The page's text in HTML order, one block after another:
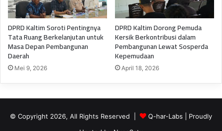
DPRD Kaltim Soroti Pentingnya
Tata Ruang Berkelanjutan untuk
Masa Depan Pembangunan
Daerah
Mei 9, 2026
DPRD Kaltim Dorong Pemuda
Kersik Berkontribusi dalam
Pembangunan Lewat Sosperda
Kepemudaan
April 18, 2026
© Copyright 2026, All Rights Reserved | Q-har-Labs | Proudly